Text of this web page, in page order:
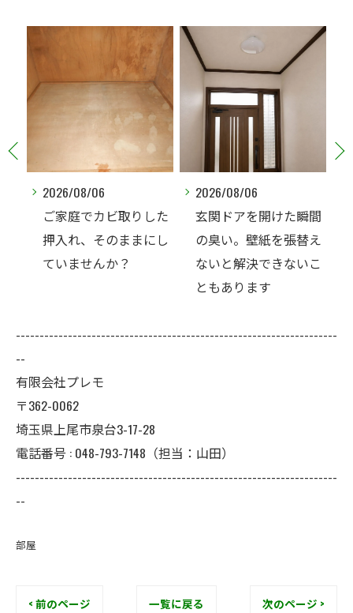
2026/08/06
玄関ドアを開けた瞬間
の臭い。壁紙を張替え
ないと解決できないこ
2026/08/06
床下にカビがあると言
われた…本当に全部防
カビ工事が必要です
か？
--------------------------------------------------------------------
--
有限会社プレモ
〒362-0062
埼玉県上尾市泉台3-17-28
電話番号 : 048-793-7148（担当：山田）
--------------------------------------------------------------------
--
部屋
< 前のページ 一覧に戻る 次のページ >